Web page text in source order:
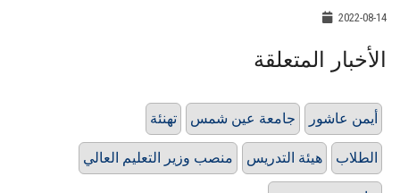
2022-08-14
الأخبار المتعلقة
تهنئة جامعة عين شمس أيمن عاشور
منصب وزير التعليم العالي هيئة التدريس الطلاب